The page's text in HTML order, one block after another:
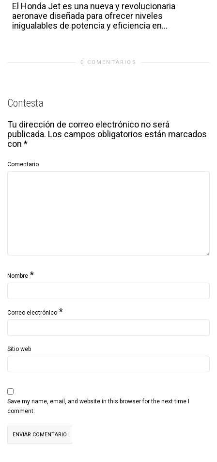
El Honda Jet es una nueva y revolucionaria
aeronave diseñada para ofrecer niveles
inigualables de potencia y eficiencia en...
0 COMENTARIOS
Contesta
Tu dirección de correo electrónico no será
publicada. Los campos obligatorios están marcados
con *
Comentario
Nombre *
Correo electrónico *
Sitio web
Save my name, email, and website in this browser for the next time I
comment.